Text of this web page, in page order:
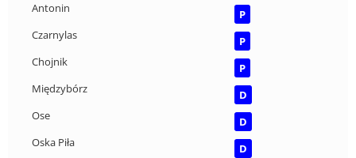
Antonin
P
Czarnylas
P
Chojnik
P
Międzybórz
D
Ose
D
Oska Piła
D